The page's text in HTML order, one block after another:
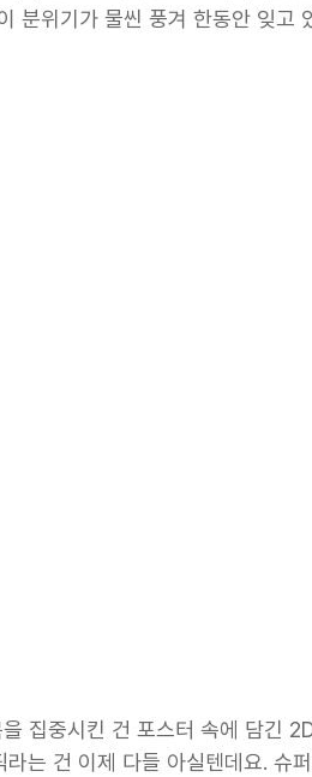
분위기가 물씬 풍겨 한동안 잊고
집중시킨 건 포스터 속에 담긴
는 건 이제 다들 아실텐데요. 슈